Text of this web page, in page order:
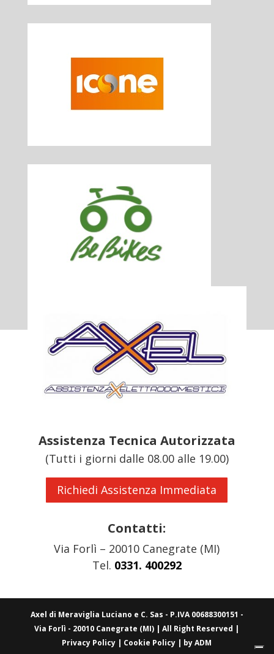
Assistenza Tecnica Autorizzata
(Tutti i giorni dalle 08.00 alle 19.00)
Richiedi Assistenza Immediata
Contatti:
Via Forlì – 20010 Canegrate (MI)
Tel. 0331. 400292
Axel di Meraviglia Luciano e C. Sas - P.IVA 00688300151 -
Via Forlì - 20010 Canegrate (MI) | All Right Reserved |
Privacy Policy | Cookie Policy | by ADM